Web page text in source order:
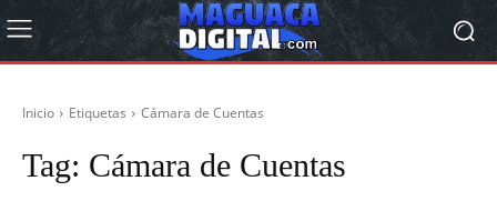
Inicio Etiquetas Cámara de Cuentas
Tag: Cámara de Cuentas